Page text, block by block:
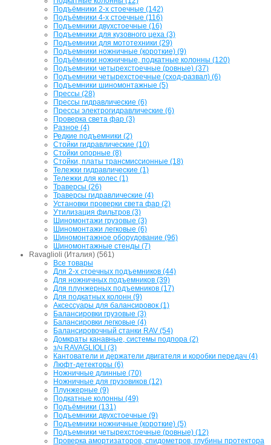
Подъёмники 2-х стоечные (142)
Подъёмники 4-х стоечные (116)
Подъемники двухстоечные (16)
Подъемники для кузовного цеха (3)
Подъемники для мототехники (29)
Подъемники ножничные (короткие) (9)
Подъёмники ножничные, подкатные колонны (120)
Подъемники четырехстоечные (ровные) (37)
Подъемники четырехстоечные (сход-развал) (6)
Подъемники шиномонтажные (5)
Прессы (28)
Прессы гидравлические (6)
Прессы электрогидравлические (6)
Проверка света фар (3)
Разное (4)
Редкие подъемники (2)
Стойки гидравлические (10)
Стойки опорные (8)
Стойки, платы трансмиссионные (18)
Тележки гидравлические (1)
Тележки для колес (1)
Траверсы (26)
Траверсы гидравлические (4)
Установки проверки света фар (2)
Утилизация фильтров (3)
Шиномонтажи грузовые (3)
Шиномонтажи легковые (6)
Шиномонтажное оборудование (96)
Шиномонтажные стенды (7)
Ravaglioli (Италия) (561)
Все товары
Для 2-х стоечных подъемников (44)
Для ножничных подъемников (39)
Для плунжерных подъемников (17)
Для подкатных колонн (9)
Аксессуары для балансировок (1)
Балансировки грузовые (3)
Балансировки легковые (4)
Балансировочный станки RAV (54)
Домкраты канавные, системы подпора (2)
з/ч RAVAGLIOLI (3)
Кантователи и держатели двигателя и коробки передач (4)
Люфт-детекторы (6)
Ножничные длинные (70)
Ножничные для грузовиков (12)
Плунжерные (9)
Подкатные колонны (49)
Подъёмники (131)
Подъемники двухстоечные (9)
Подъемники ножничные (короткие) (5)
Подъемники четырехстоечные (ровные) (12)
Проверка амортизаторов, спидометров, глубины протектора